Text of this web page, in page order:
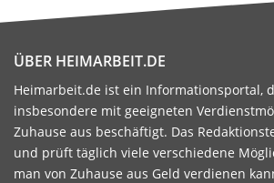
ÜBER HEIMARBEIT.DE
Heimarbeit.de ist ein Informationsportal,
insbesondere mit geeigneten
Zuhause aus beschäftigt. Das
und prüft täglich viele verschiedene
man von Zuhause aus Geld verdienen